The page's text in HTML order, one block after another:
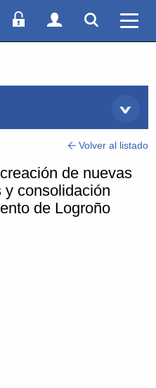
Correo webAcceso Socios
Acceso
Volver al listado
de nuevas
y consolidación
de Logroño